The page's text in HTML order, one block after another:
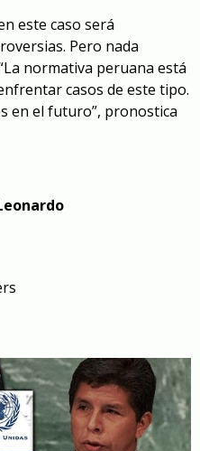
este caso será
Pero nada
normativa peruana está
casos de este tipo.
en el futuro”, pronostica